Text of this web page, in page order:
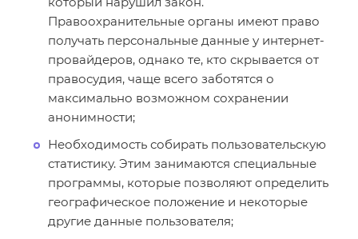
Правоохранительные органы имеют право
получать персональные данные у интернет-
провайдеров, однако те, кто скрывается от
правосудия, чаще всего заботятся о
максимально возможном сохранении
анонимности;
Необходимость собирать пользовательскую
статистику. Этим занимаются специальные
программы, которые позволяют определить
географическое положение и некоторые
другие данные пользователя;